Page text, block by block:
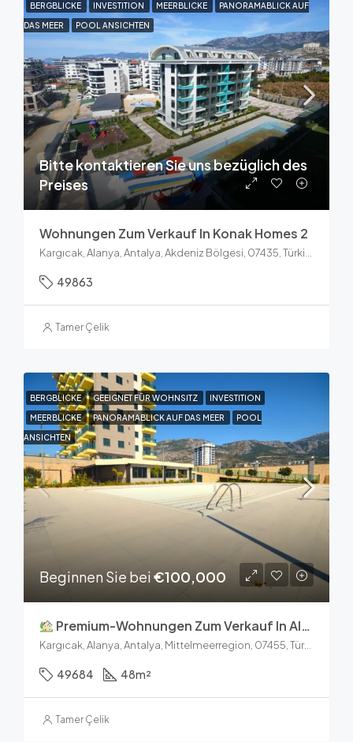
BERGBLICKE INVESTITION MEERBLICKE PANORAMABLICK AUF
DAS MEER POOL ANSICHTEN
Bitte kontaktieren Sie uns bezüglich des
Preises
Wohnungen Zum Verkauf In Konak Homes 2
49863
Tamer Çelik
BERGBLICKE GEEIGNET FÜR WOHNSITZ INVESTITION
MEERBLICKE PANORAMABLICK AUF DAS MEER POOL
ANSICHTEN
Beginnen Sie bei€100,000
Premium-Wohnungen Zum Verkauf In Alanya: Konak Garden Life 2
Kargıcak, Alanya, Antalya, Mittelmeerregion, 07455, Türkei
49684 48m²
Tamer Çelik